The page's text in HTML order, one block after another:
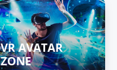
VR AVATAR
ZONE